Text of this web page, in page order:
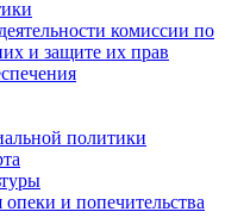
комиссии по
и защите их прав
политики
и попечительства